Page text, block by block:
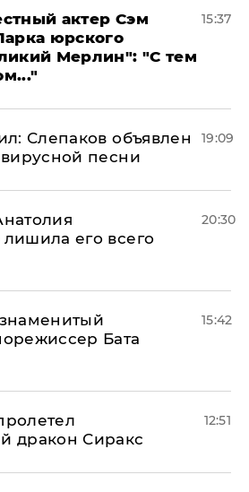
актер Сэм
юрского
Мерлин": "С тем
15:37
Слепаков объявлен
песни
19:09
его всего
20:30
Бата
15:42
дракон Сиракс
12:51